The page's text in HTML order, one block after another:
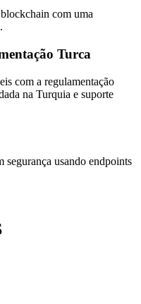
com uma
Turca
com a regulamentação
na Turquia e suporte
segurança usando endpoints